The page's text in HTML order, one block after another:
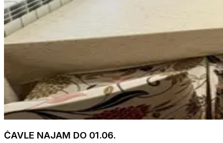
ČAVLE NAJAM DO 01.06.